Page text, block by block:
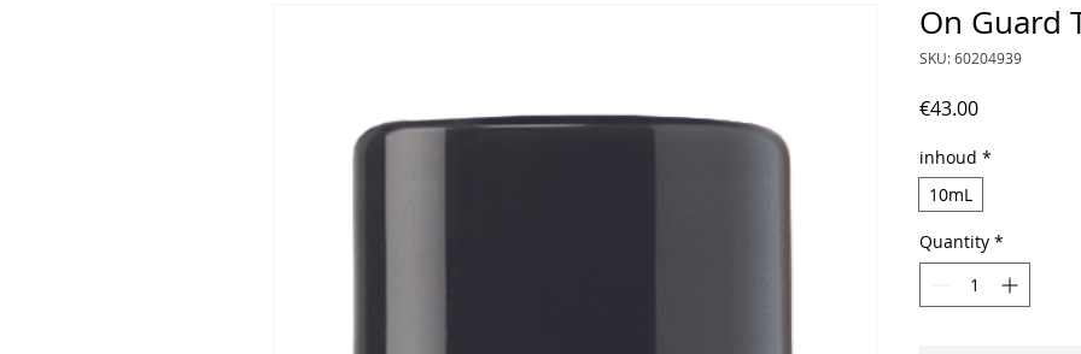
On Guard
SKU: 60204939
€43.00Price
inhoud *
10mL
Quantity *